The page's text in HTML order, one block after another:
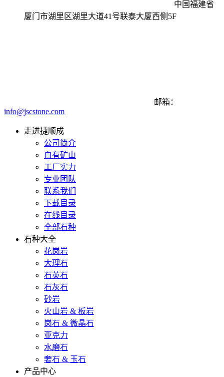
中国福建省
厦门市湖里区湖里大道41号联泰大厦西侧5F
邮箱：
info@jscstone.com
走进捷顺成
公司简介
自有矿山
工厂实力
专业团队
联系我们
下载目录
在线目录
全部石种
石种大全
花岗岩
大理石
石英石
石灰石
砂岩
火山岩 & 板岩
岗石 & 微晶石
亚克力
水磨石
奢石 & 玉石
产品中心